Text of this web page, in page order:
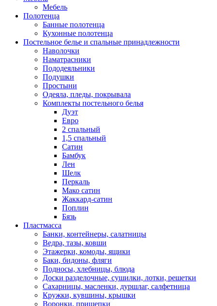
Мебель
Полотенца
Банные полотенца
Кухонные полотенца
Постельное белье и спальные принадлежности
Наволочки
Наматрасники
Пододеяльники
Подушки
Простыни
Одеяла, пледы, покрывала
Комплекты постельного белья
Дуэт
Евро
2 спальный
1,5 спальный
Сатин
Бамбук
Лен
Шелк
Перкаль
Мако сатин
Жаккард-сатин
Поплин
Бязь
Пластмасса
Банки, контейнеры, салатницы
Ведра, тазы, ковши
Этажерки, комоды, ящики
Баки, бидоны, фляги
Подносы, хлебницы, блюда
Доски разделочные, сушилки, лотки, решетки
Сахарницы, масленки, дуршлаг, салфетница
Кружки, кувшины, крышки
Воронки, прищепки